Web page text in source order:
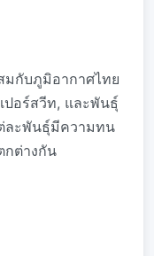
มกับภูมิอากาศไทย
อร์สวีท, และพันธุ์
ละพันธุ์มีความทน
ต่างกัน